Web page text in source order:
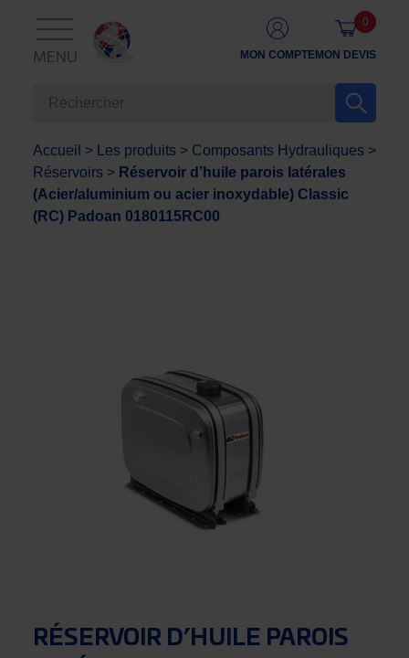
MENU MON COMPTEMON DEVIS
0
Accueil > Les produits > Composants Hydrauliques >
Réservoirs > Réservoir d’huile parois latérales
(Acier/aluminium ou acier inoxydable) Classic
(RC) Padoan 0180115RC00
RÉSERVOIR D’HUILE PAROIS